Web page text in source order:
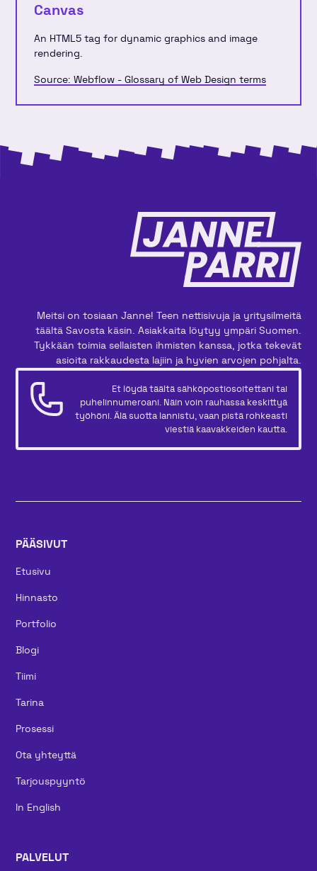
Canvas
An HTML5 tag for dynamic graphics and image
rendering.
Source: Webflow - Glossary of Web Design terms
Meitsi on tosiaan Janne! Teen nettisivuja ja yritysilmeitä
täältä Savosta käsin. Asiakkaita löytyy ympäri Suomen.
Tykkään toimia sellaisten ihmisten kanssa, jotka tekevät
asioita rakkaudesta lajiin ja hyvien arvojen pohjalta.
Et löydä täältä sähköpostiosoitettani tai
puhelinnumeroani. Näin voin rauhassa keskittyä
työhöni. Älä suotta lannistu, vaan pistä rohkeasti
viestiä kaavakkeiden kautta.
PÄÄSIVUT
Etusivu
Hinnasto
Portfolio
Blogi
Tiimi
Tarina
Prosessi
Ota yhteyttä
Tarjouspyyntö
In English
PALVELUT